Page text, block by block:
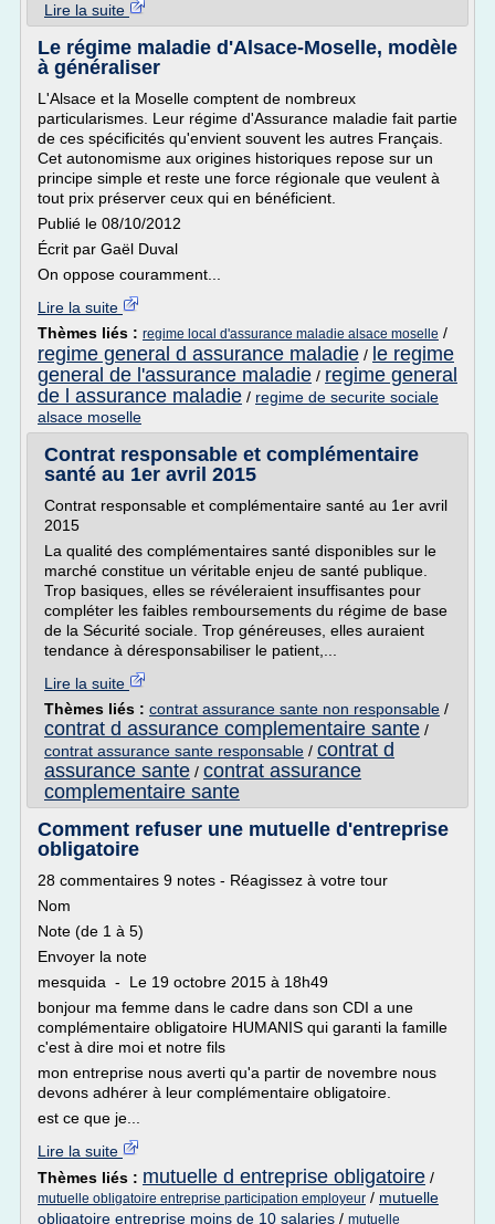
Lire la suite
Le régime maladie d'Alsace-Moselle, modèle
à généraliser
L'Alsace et la Moselle comptent de nombreux
particularismes. Leur régime d'Assurance maladie fait partie
de ces spécificités qu'envient souvent les autres Français.
Cet autonomisme aux origines historiques repose sur un
principe simple et reste une force régionale que veulent à
tout prix préserver ceux qui en bénéficient.
Publié le 08/10/2012
Écrit par Gaël Duval
On oppose couramment...
Lire la suite
Thèmes liés : regime local d'assurance maladie alsace moselle /
regime general d assurance maladie / le regime
general de l'assurance maladie / regime general
de l assurance maladie / regime de securite sociale
alsace moselle
Contrat responsable et complémentaire
santé au 1er avril 2015
Contrat responsable et complémentaire santé au 1er avril
2015
La qualité des complémentaires santé disponibles sur le
marché constitue un véritable enjeu de santé publique.
Trop basiques, elles se révéleraient insuffisantes pour
compléter les faibles remboursements du régime de base
de la Sécurité sociale. Trop généreuses, elles auraient
tendance à déresponsabiliser le patient,...
Lire la suite
Thèmes liés : contrat assurance sante non responsable /
contrat d assurance complementaire sante /
contrat assurance sante responsable / contrat d
assurance sante / contrat assurance
complementaire sante
Comment refuser une mutuelle d'entreprise
obligatoire
28 commentaires 9 notes - Réagissez à votre tour
Nom
Note (de 1 à 5)
Envoyer la note
mesquida - Le 19 octobre 2015 à 18h49
bonjour ma femme dans le cadre dans son CDI a une
complémentaire obligatoire HUMANIS qui garanti la famille
c'est à dire moi et notre fils
mon entreprise nous averti qu'a partir de novembre nous
devons adhérer à leur complémentaire obligatoire.
est ce que je...
Lire la suite
Thèmes liés : mutuelle d entreprise obligatoire /
mutuelle obligatoire entreprise participation employeur / mutuelle
obligatoire entreprise moins de 10 salaries / mutuelle